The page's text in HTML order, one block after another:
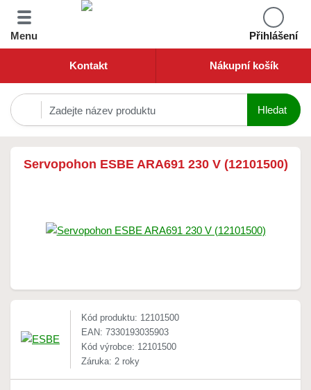
Menu Přihlášení
Kontakt Nákupní košík
Servopohon ESBE ARA691 230 V (12101500)
Kód produktu: 12101500
EAN: 7330193035903
Kód výrobce: 12101500
Záruka: 2 roky